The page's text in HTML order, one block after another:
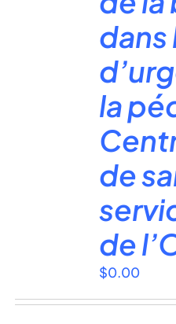
dans
la
de
de
$0.00